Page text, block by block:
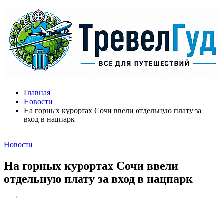
Главная
Новости
На горных курортах Сочи ввели отдельную плату за
вход в нацпарк
Новости
На горных курортах Сочи ввели
отдельную плату за вход в нацпарк